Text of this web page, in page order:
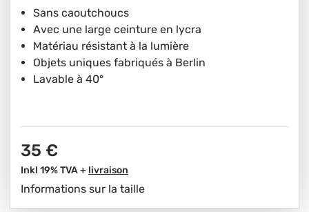
Sans caoutchoucs
Avec une large ceinture en lycra
Matériau résistant à la lumière
Objets uniques fabriqués à Berlin
Lavable à 40°
35 €
Inkl 19% TVA + livraison
Informations sur la taille